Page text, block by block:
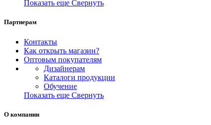
Показать еще Свернуть
Партнерам
Контакты
Как открыть магазин?
Оптовым покупателям
Дизайнерам
Каталоги продукции
Обучение
Показать еще Свернуть
О компании